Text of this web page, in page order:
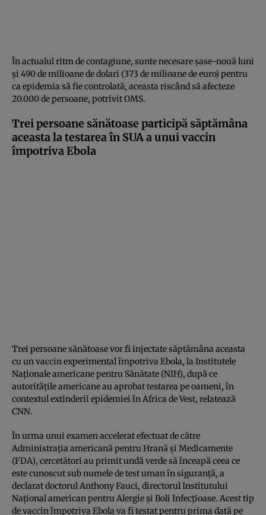
În actualul ritm de contagiune, sunte necesare şase-nouă luni
şi 490 de milioane de dolari (373 de milioane de euro) pentru
ca epidemia să fie controlată, aceasta riscând să afecteze
20.000 de persoane, potrivit OMS.
Trei persoane sănătoase participă săptămâna
aceasta la testarea în SUA a unui vaccin
împotriva Ebola
Trei persoane sănătoase vor fi injectate săptămâna aceasta
cu un vaccin experimental împotriva Ebola, la Institutele
Naţionale americane pentru Sănătate (NIH), după ce
autorităţile americane au aprobat testarea pe oameni, în
contextul extinderii epidemiei în Africa de Vest, relatează
CNN.
În urma unui examen accelerat efectuat de către
Administraţia americană pentru Hrană şi Medicamente
(FDA), cercetători au primit undă verde să înceapă ceea ce
este cunoscut sub numele de test uman în siguranţă, a
declarat doctorul Anthony Fauci, directorul Institutului
Naţional american pentru Alergie şi Boli Infecţioase. Acest tip
de vaccin împotriva Ebola va fi testat pentru prima dată pe